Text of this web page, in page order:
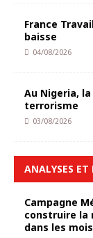
France
baisse
04/08/2026
Au Nigeria,
terrorisme
03/08/2026
ANALYSES
Campagne
construire la
dans les